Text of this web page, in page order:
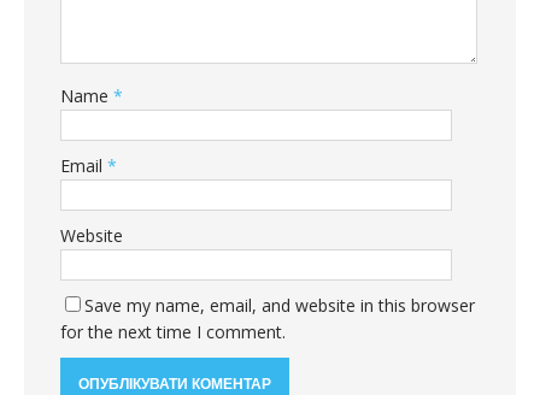
Name *
Email *
Website
Save my name, email, and website in this browser
for the next time I comment.